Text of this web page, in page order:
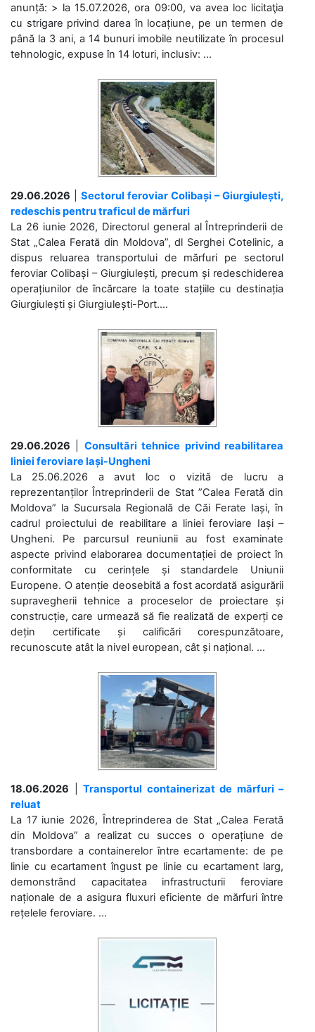
anunță: > la 15.07.2026, ora 09:00, va avea loc licitaţia
cu strigare privind darea în locațiune, pe un termen de
până la 3 ani, a 14 bunuri imobile neutilizate în procesul
tehnologic, expuse în 14 loturi, inclusiv: ...
29.06.2026
Sectorul feroviar Colibași – Giurgiulești,
redeschis pentru traficul de mărfuri
La 26 iunie 2026, Directorul general al Întreprinderii de
Stat „Calea Ferată din Moldova”, dl Serghei Cotelinic, a
dispus reluarea transportului de mărfuri pe sectorul
feroviar Colibași – Giurgiulești, precum și redeschiderea
operațiunilor de încărcare la toate stațiile cu destinația
Giurgiulești și Giurgiulești-Port....
29.06.2026
Consultări tehnice privind reabilitarea
liniei feroviare Iași-Ungheni
La 25.06.2026 a avut loc o vizită de lucru a
reprezentanților Întreprinderii de Stat ”Calea Ferată din
Moldova” la Sucursala Regională de Căi Ferate Iași, în
cadrul proiectului de reabilitare a liniei feroviare Iași –
Ungheni. Pe parcursul reuniunii au fost examinate
aspecte privind elaborarea documentației de proiect în
conformitate cu cerințele și standardele Uniunii
Europene. O atenție deosebită a fost acordată asigurării
supravegherii tehnice a proceselor de proiectare și
construcție, care urmează să fie realizată de experți ce
dețin certificate și calificări corespunzătoare,
recunoscute atât la nivel european, cât și național. ...
18.06.2026
Transportul containerizat de mărfuri –
reluat
La 17 iunie 2026, Întreprinderea de Stat „Calea Ferată
din Moldova” a realizat cu succes o operațiune de
transbordare a containerelor între ecartamente: de pe
linie cu ecartament îngust pe linie cu ecartament larg,
demonstrând capacitatea infrastructurii feroviare
naționale de a asigura fluxuri eficiente de mărfuri între
rețelele feroviare. ...